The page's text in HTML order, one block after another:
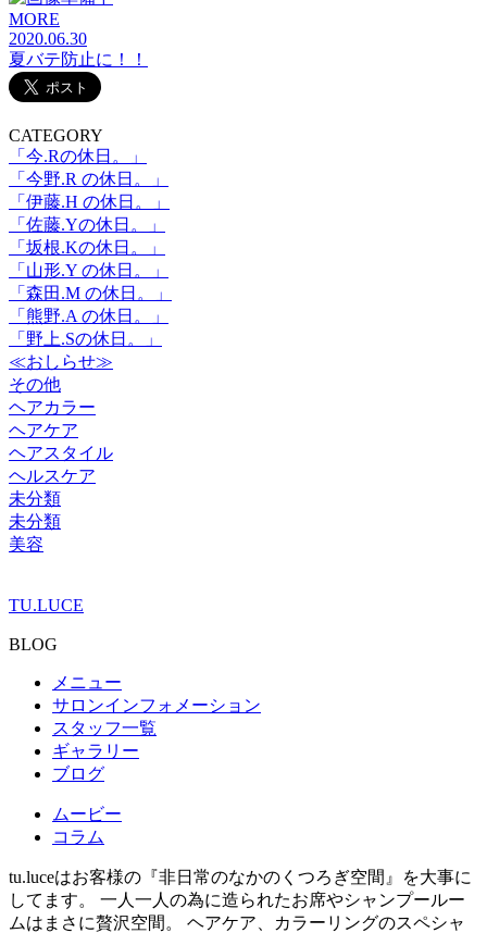
MORE
2020.06.30
夏バテ防止に！！
CATEGORY
「今.Rの休日。」
「今野.R の休日。」
「伊藤.H の休日。」
「佐藤.Yの休日。」
「坂根.Kの休日。」
「山形.Y の休日。」
「森田.M の休日。」
「熊野.A の休日。」
「野上.Sの休日。」
≪おしらせ≫
その他
ヘアカラー
ヘアケア
ヘアスタイル
ヘルスケア
未分類
未分類
美容
TU.LUCE
BLOG
メニュー
サロンインフォメーション
スタッフ一覧
ギャラリー
ブログ
ムービー
コラム
tu.luceはお客様の『非日常のなかのくつろぎ空間』を大事に
してます。 一人一人の為に造られたお席やシャンプールー
ムはまさに贅沢空間。 ヘアケア、カラーリングのスペシャ